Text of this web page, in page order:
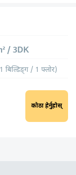
/ 3DK
बिल्डिङ्ग / 1 फ्लोर)
कोठा हेर्नुहोस्